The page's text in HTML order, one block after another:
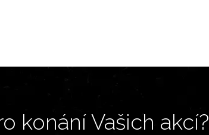
konání Vašich akcí?